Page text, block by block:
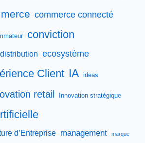
commerce connecté
conviction
distribution ecosystème
Client IA ideas
retail Innovation stratégique
d’Entreprise management marque